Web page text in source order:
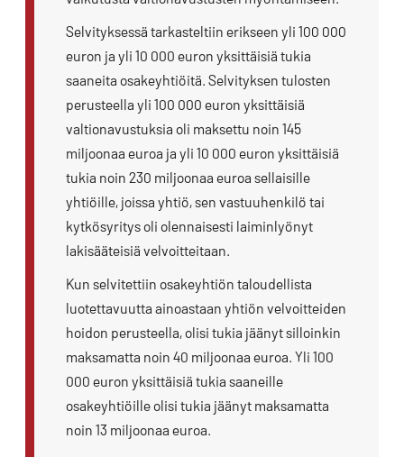
Selvityksessä tarkasteltiin erikseen yli 100 000
euron ja yli 10 000 euron yksittäisiä tukia
saaneita osakeyhtiöitä. Selvityksen tulosten
perusteella yli 100 000 euron yksittäisiä
valtionavustuksia oli maksettu noin 145
miljoonaa euroa ja yli 10 000 euron yksittäisiä
tukia noin 230 miljoonaa euroa sellaisille
yhtiöille, joissa yhtiö, sen vastuuhenkilö tai
kytkösyritys oli olennaisesti laiminlyönyt
lakisääteisiä velvoitteitaan.
Kun selvitettiin osakeyhtiön taloudellista
luotettavuutta ainoastaan yhtiön velvoitteiden
hoidon perusteella, olisi tukia jäänyt silloinkin
maksamatta noin 40 miljoonaa euroa. Yli 100
000 euron yksittäisiä tukia saaneille
osakeyhtiöille olisi tukia jäänyt maksamatta
noin 13 miljoonaa euroa.